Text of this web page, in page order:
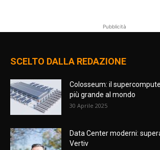
Pubblicità
SCELTO DALLA REDAZIONE
Colosseum: il
più grande al mondo
30 Aprile 2025
Data Center moderni:
Vertiv